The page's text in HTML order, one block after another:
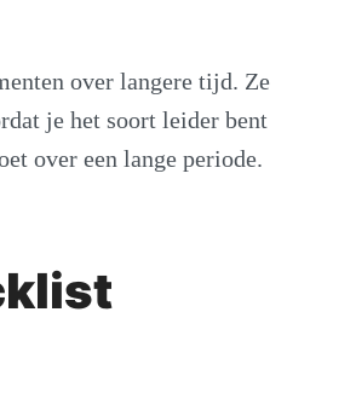
over langere tijd. Ze
je het soort leider bent
over een lange periode.